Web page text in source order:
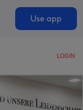
Use app
LOGIN